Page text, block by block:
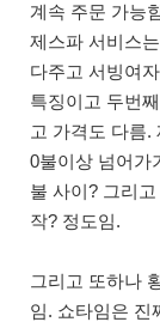
계속 주문 가능
제스파 서비스
다주고 서빙여
특징이고 두번
고 가격도 다름.
0불이상 넘어가
불 사이? 그리
작? 정도임.
그리고 또하나
임. 쇼타임은 진